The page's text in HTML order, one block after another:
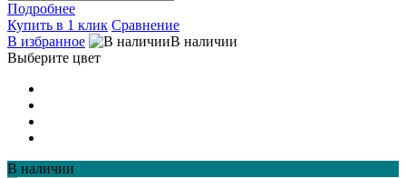
Подробнее
Купить в 1 клик Сравнение
В избранное
В наличии
Выберите цвет
В наличии